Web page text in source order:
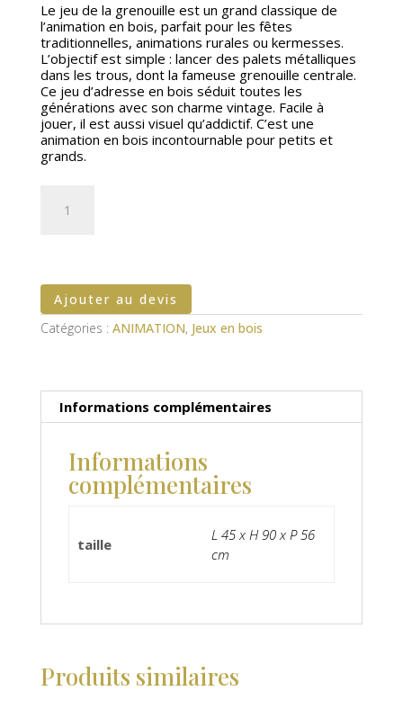
Le jeu de la grenouille est un grand classique de
l’animation en bois, parfait pour les fêtes
traditionnelles, animations rurales ou kermesses.
L’objectif est simple : lancer des palets métalliques
dans les trous, dont la fameuse grenouille centrale.
Ce jeu d’adresse en bois séduit toutes les
générations avec son charme vintage. Facile à
jouer, il est aussi visuel qu’addictif. C’est une
animation en bois incontournable pour petits et
grands.
Ajouter au devis
Catégories : ANIMATION, Jeux en bois
Informations complémentaires
Informations
complémentaires
taille
L 45 x H 90 x P 56
cm
Produits similaires